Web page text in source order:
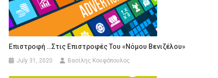
Επιστροφή …στις Επιστροφές Του «νόμου Βενιζέλου»
July 31, 2020 Βασίλης Κουφόπουλος